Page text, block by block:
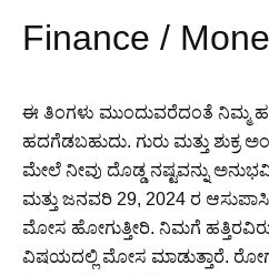
Finance /
ಈ ತಿಂಗಳು ಮುಂದುವರೆದಂತೆ ನಿಮ್ಮ
ಹದಗೆಡಬಹುದು. ಗುರು ಮತ್ತು
ಮೇಲೆ ನೀವು ದೊಡ್ಡ ನಷ್ಟವನ್ನು
ಮತ್ತು ಜನವರಿ 29, 2024 ರ
ಮೋಸ ಹೋಗುತ್ತೀರಿ. ನಿಮಗೆ
ವಿಷಯದಲ್ಲಿ ಮೋಸ ಮಾಡುತ್ತಾರೆ.